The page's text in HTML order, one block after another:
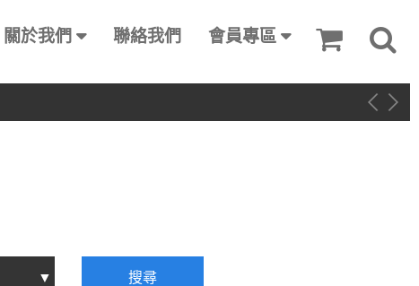
關於我們 聯絡我們 會員專區
搜尋